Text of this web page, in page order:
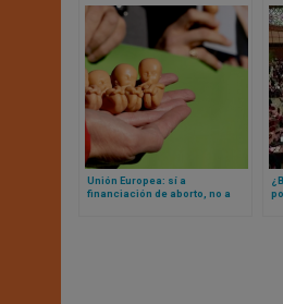
Unión Europea: sí a
financiación de aborto, no a